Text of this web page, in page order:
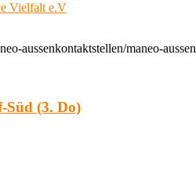
Vielfalt e.V
aussenkontaktstellen/maneo-
Süd (3. Do)